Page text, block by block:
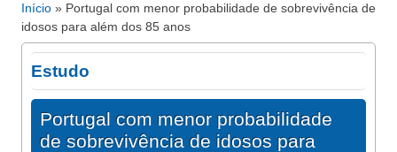
Está aqui
Início » Portugal com menor probabilidade de sobrevivência de
idosos para além dos 85 anos
Estudo
Portugal com menor probabilidade
de sobrevivência de idosos para